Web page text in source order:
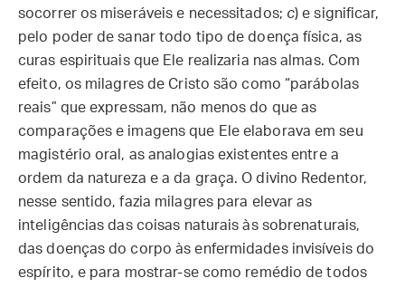
socorrer os miseráveis e necessitados; c) e significar,
pelo poder de sanar todo tipo de doença física, as
curas espirituais que Ele realizaria nas almas. Com
efeito, os milagres de Cristo são como “parábolas
reais” que expressam, não menos do que as
comparações e imagens que Ele elaborava em seu
magistério oral, as analogias existentes entre a
ordem da natureza e a da graça. O divino Redentor,
nesse sentido, fazia milagres para elevar as
inteligências das coisas naturais às sobrenaturais,
das doenças do corpo às enfermidades invisíveis do
espírito, e para mostrar-se como remédio de todos